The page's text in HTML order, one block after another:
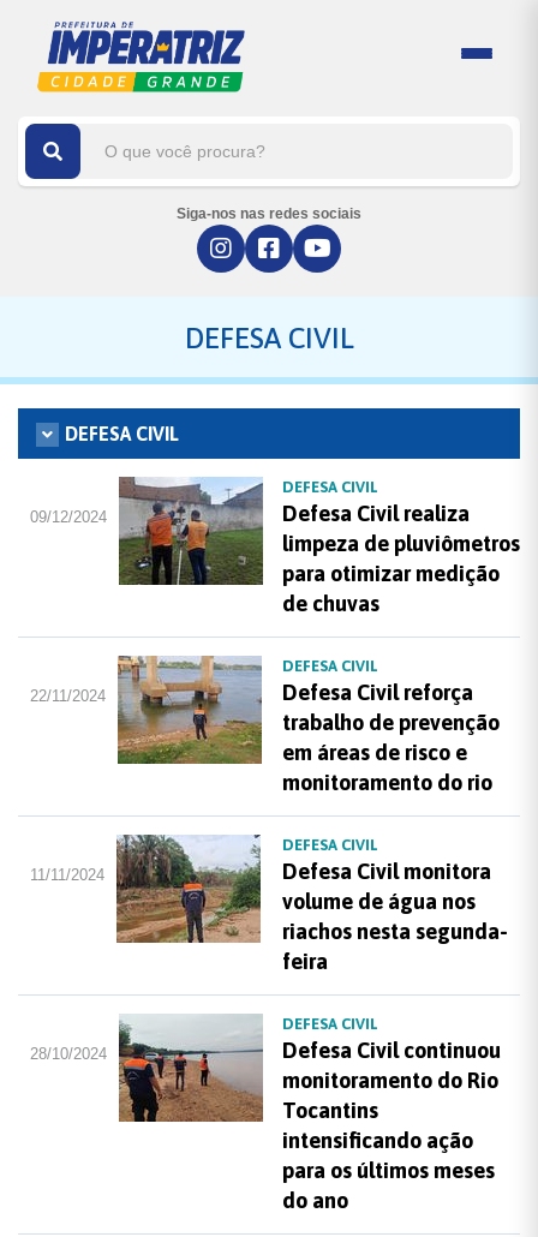
Siga-nos nas redes sociais
DEFESA CIVIL
DEFESA CIVIL
09/12/2024
DEFESA CIVIL
Defesa Civil realiza
limpeza de pluviômetros
para otimizar medição
de chuvas
22/11/2024
DEFESA CIVIL
Defesa Civil reforça
trabalho de prevenção
em áreas de risco e
monitoramento do rio
11/11/2024
DEFESA CIVIL
Defesa Civil monitora
volume de água nos
riachos nesta segunda-
feira
28/10/2024
DEFESA CIVIL
Defesa Civil continuou
monitoramento do Rio
Tocantins
intensificando ação
para os últimos meses
do ano